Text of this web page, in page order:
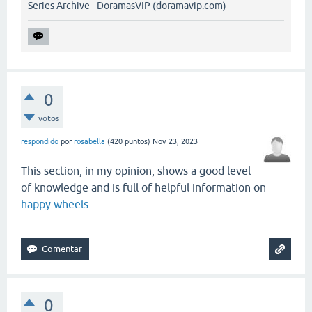
Series Archive - DoramasVIP (doramavip.com)
0
votos
respondido por rosabella (420 puntos) Nov 23, 2023
This section, in my opinion, shows a good level
of knowledge and is full of helpful information on
happy wheels
0